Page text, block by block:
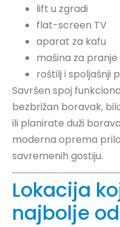
lift u zgradi
flat-screen TV
aparat za kafu
mašina za pranje
roštilj i spoljašnji
Savršen spoj
bezbrižan boravak,
ili planirate duži
moderna oprema
savremenih gostiju.
Lokacija
najbolje